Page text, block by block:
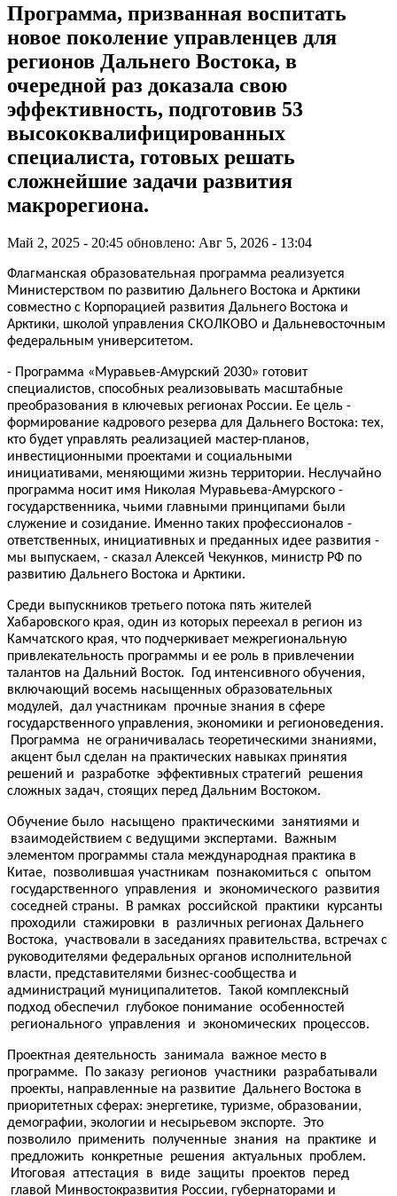
Программа, призванная воспитать
новое поколение управленцев для
регионов Дальнего Востока, в
очередной раз доказала свою
эффективность, подготовив 53
высококвалифицированных
специалиста, готовых решать
сложнейшие задачи развития
макрорегиона.
Май 2, 2025 - 20:45 обновлено: Авг 5, 2026 - 13:04
Флагманская образовательная программа реализуется
Министерством по развитию Дальнего Востока и Арктики
совместно с Корпорацией развития Дальнего Востока и
Арктики, школой управления СКОЛКОВО и Дальневосточным
федеральным университетом.
- Программа «Муравьев-Амурский 2030» готовит
специалистов, способных реализовывать масштабные
преобразования в ключевых регионах России. Ее цель -
формирование кадрового резерва для Дальнего Востока: тех,
кто будет управлять реализацией мастер-планов,
инвестиционными проектами и социальными
инициативами, меняющими жизнь территории. Неслучайно
программа носит имя Николая Муравьева-Амурского -
государственника, чьими главными принципами были
служение и созидание. Именно таких профессионалов -
ответственных, инициативных и преданных идее развития -
мы выпускаем, - сказал Алексей Чекунков, министр РФ по
развитию Дальнего Востока и Арктики.
Среди выпускников третьего потока пять жителей
Хабаровского края, один из которых переехал в регион из
Камчатского края, что подчеркивает межрегиональную
привлекательность программы и ее роль в привлечении
талантов на Дальний Восток. Год интенсивного обучения,
включающий восемь насыщенных образовательных
модулей, дал участникам прочные знания в сфере
государственного управления, экономики и регионоведения.
Программа не ограничивалась теоретическими знаниями,
акцент был сделан на практических навыках принятия
решений и разработке эффективных стратегий решения
сложных задач, стоящих перед Дальним Востоком.
Обучение было насыщено практическими занятиями и
взаимодействием с ведущими экспертами. Важным
элементом программы стала международная практика в
Китае, позволившая участникам познакомиться с опытом
государственного управления и экономического развития
соседней страны. В рамках российской практики курсанты
проходили стажировки в различных регионах Дальнего
Востока, участвовали в заседаниях правительства, встречах с
руководителями федеральных органов исполнительной
власти, представителями бизнес-сообщества и
администраций муниципалитетов. Такой комплексный
подход обеспечил глубокое понимание особенностей
регионального управления и экономических процессов.
Проектная деятельность занимала важное место в
программе. По заказу регионов участники разрабатывали
проекты, направленные на развитие Дальнего Востока в
приоритетных сферах: энергетике, туризме, образовании,
демографии, экологии и несырьевом экспорте. Это
позволило применить полученные знания на практике и
предложить конкретные решения актуальных проблем.
Итоговая аттестация в виде защиты проектов перед
главой Минвостокразвития России, губернаторами и